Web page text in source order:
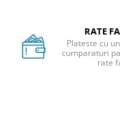
RATE
Plateste cu
cumparaturi
rate